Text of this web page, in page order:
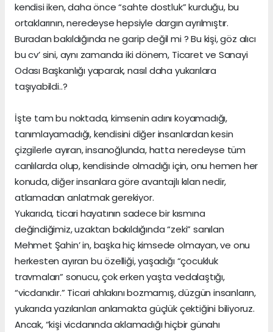
kendisi iken, daha önce “sahte dostluk” kurduğu, bu
ortaklarının, neredeyse hepsiyle dargın ayrılmıştır.
Buradan bakıldığında ne garip değil mi ? Bu kişi, göz alıcı
bu cv’ sini, aynı zamanda iki dönem, Ticaret ve Sanayi
Odası Başkanlığı yaparak, nasıl daha yukarılara
taşıyabildi..?
İşte tam bu noktada, kimsenin adını koyamadığı,
tanımlayamadığı, kendisini diğer insanlardan kesin
çizgilerle ayıran, insanoğlunda, hatta neredeyse tüm
canlılarda olup, kendisinde olmadığı için, onu hemen her
konuda, diğer insanlara göre avantajlı kılan nedir,
atlamadan anlatmak gerekiyor.
Yukarıda, ticari hayatının sadece bir kısmına
değindiğimiz, uzaktan bakıldığında “zeki” sanılan
Mehmet Şahin’ in, başka hiç kimsede olmayan, ve onu
herkesten ayıran bu özelliği, yaşadığı “çocukluk
travmaları” sonucu, çok erken yaşta vedalaştığı,
“vicdanıdır.” Ticari ahlakını bozmamış, düzgün insanların,
yukarıda yazılanları anlamakta güçlük çektiğini biliyoruz.
Ancak, “kişi vicdanında aklamadığı hiçbir günahı